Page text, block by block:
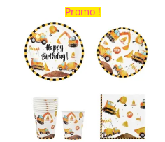
Promo !